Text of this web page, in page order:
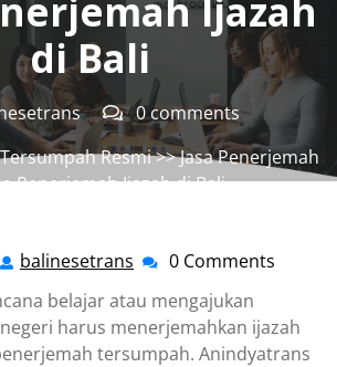
Ijazah
di Bali
0 comments
Resmi>>Jasa Penerjemah
Penerjemah Ijazah di Bali
Junebalinesetrans balinesetrans
0 Comments
belajar atau mengajukan
harus menerjemahkan ijazah
tersumpah. Anindyatrans